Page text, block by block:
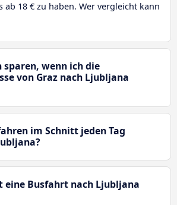
ab 18 € zu haben. Wer vergleicht kann
sparen, wenn ich die
von Graz nach Ljubljana
im Schnitt jeden Tag
eine Busfahrt nach Ljubljana